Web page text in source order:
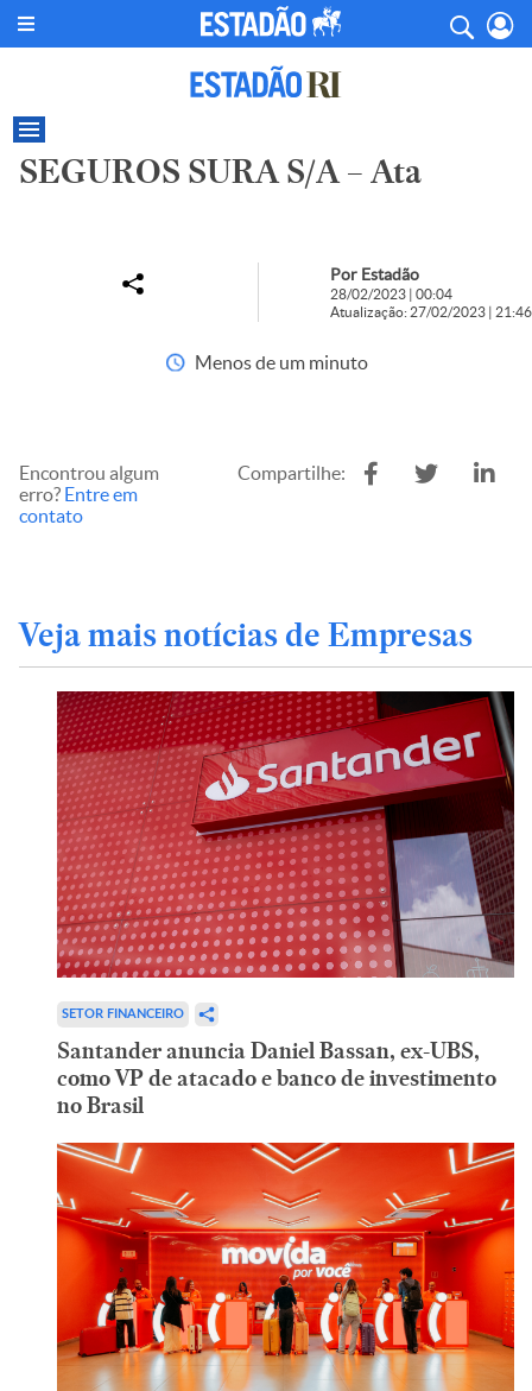
SEGUROS SURA S/A – Ata
Por Estadão
28/02/2023 | 00:04
Atualização: 27/02/2023 | 21:46
Menos de um minuto
Encontrou algum
erro? Entre em
contato
Compartilhe:
Veja mais notícias de Empresas
SETOR FINANCEIRO
Santander anuncia Daniel Bassan, ex-UBS,
como VP de atacado e banco de investimento
no Brasil